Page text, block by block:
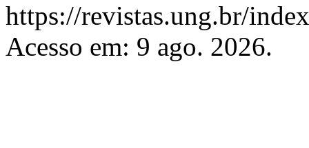
https://revistas.ung.br/
Acesso em: 9 ago. 2026.